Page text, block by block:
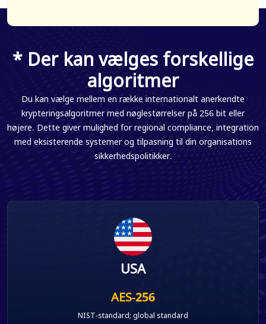
* Der kan vælges forskellige
algoritmer
Du kan vælge mellem en række internationalt anerkendte
krypteringsalgoritmer med nøglestørrelser på 256 bit eller
højere. Dette giver mulighed for regional compliance, integration
med eksisterende systemer og tilpasning til din organisations
sikkerhedspolitikker.
USA
AES-256
NIST-standard; global standard